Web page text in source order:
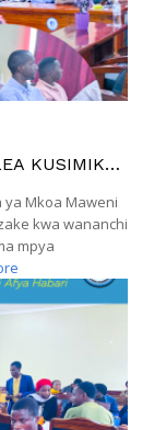
KUSIMIKA
Mkoa Maweni
kwa wananchi
mpya